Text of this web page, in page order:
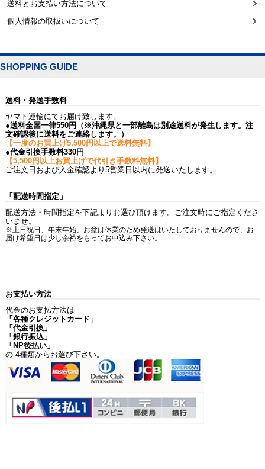
送料とお支払い方法について
個人情報の取扱いについて
SHOPPING GUIDE
送料・発送手数料
ヤマト運輸にてお届け致します。
●送料全国一律550円（※沖縄県と一部離島は別途送料が発生します。注
文確認後に送料をご連絡します。）
【一度のお買上げ5,500円以上で送料無料】
●代金引換手数料330円
【5,500円以上お買上げで代引き手数料無料】
ご注文日および入金確認より5営業日以内に発送いたします。
「配送時間指定」
配送方法・時間指定を下記よりお選び頂けます。ご注文時にご指定くださ
いませ。
※土日祝日、年末年始、お盆は休業のため発送はいたしておりませんので、お
届け希望日は少し余裕をもってお申込み下さい。
お支払い方法
代金のお支払方法は
「各種クレジットカード」
「代金引換」
「銀行振込」
「NP後払い」
の 4種類からお選び下さい。